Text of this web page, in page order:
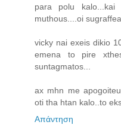
para polu
muthous....oi
vicky nai exeis dikio
emena to pire
suntagmatos...
ax mhn me
oti tha htan kalo..to
Απάντηση